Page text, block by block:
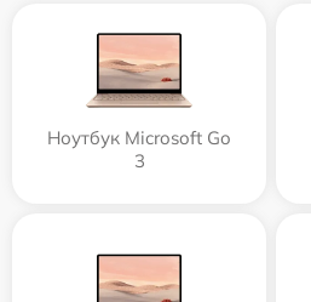
Ноутбук Microsoft Go
3